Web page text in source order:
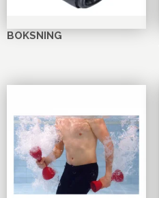
BOKSNING